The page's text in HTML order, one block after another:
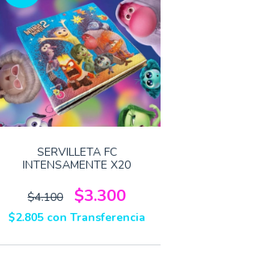
SERVILLETA FC
INTENSAMENTE X20
$4.100 $3.300
$2.805 con Transferencia